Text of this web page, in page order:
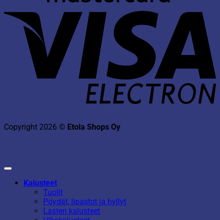
Copyright 2026 © Etola Shops Oy
Kalusteet
Tuolit
Pöydät, lipastot ja hyllyt
Lasten kalusteet